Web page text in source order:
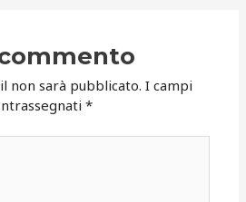
non sarà pubblicato. I campi
*